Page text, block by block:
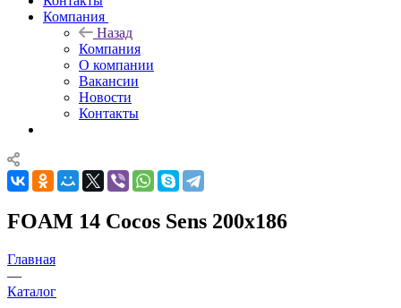
Компания
Назад
Компания
О компании
Вакансии
Новости
Контакты
FOAM 14 Cocos Sens 200x186
Главная
—
Каталог